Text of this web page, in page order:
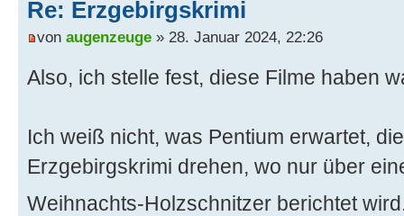
Re: Erzgebirgskrimi
von augenzeuge » 28. Januar 2024, 22:26
Also, ich stelle fest, diese Filme haben
Ich weiß nicht, was Pentium erwartet,
Erzgebirgskrimi drehen, wo nur über
Weihnachts-Holzschnitzer berichtet